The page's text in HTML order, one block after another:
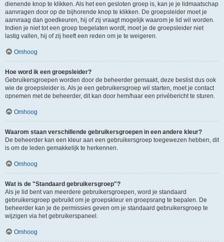
dienende knop te klikken. Als het een gesloten groep is, kan je je lidmaatschap
aanvragen door op de bijhorende knop te klikken. De groepsleider moet je
aanvraag dan goedkeuren, hij of zij vraagt mogelijk waarom je lid wil worden.
Indien je niet tot een groep toegelaten wordt, moet je de groepsleider niet
lastig vallen, hij of zij heeft een reden om je te weigeren.
Omhoog
Hoe word ik een groepsleider?
Gebruikersgroepen worden door de beheerder gemaakt, deze beslist dus ook
wie de groepsleider is. Als je een gebruikersgroep wil starten, moet je contact
opnemen met de beheerder, dit kan door hem/haar een privébericht te sturen.
Omhoog
Waarom staan verschillende gebruikersgroepen in een andere kleur?
De beheerder kan een kleur aan een gebruikersgroep toegewezen hebben, dit
is om de leden gemakkelijk te herkennen.
Omhoog
Wat is de "Standaard gebruikersgroep"?
Als je lid bent van meerdere gebruikersgroepen, word je standaard
gebruikersgroep gebruikt om je groepskleur en groepsrang te bepalen. De
beheerder kan je de permissies geven om je standaard gebruikersgroep te
wijzigen via het gebruikerspaneel.
Omhoog